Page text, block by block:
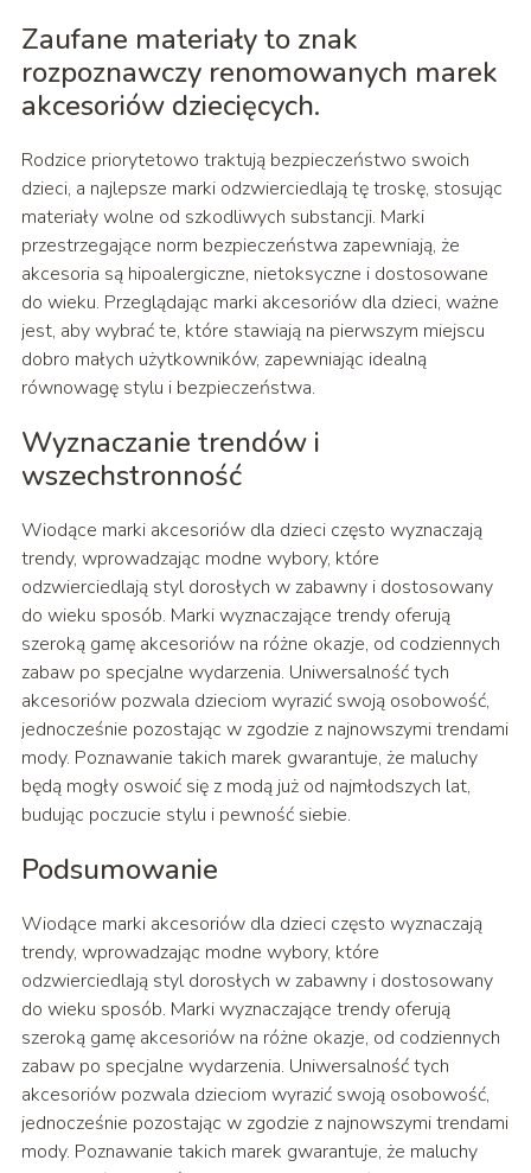
Zaufane materiały to znak
rozpoznawczy renomowanych marek
akcesoriów dziecięcych.
Rodzice priorytetowo traktują bezpieczeństwo swoich
dzieci, a najlepsze marki odzwierciedlają tę troskę, stosując
materiały wolne od szkodliwych substancji. Marki
przestrzegające norm bezpieczeństwa zapewniają, że
akcesoria są hipoalergiczne, nietoksyczne i dostosowane
do wieku. Przeglądając marki akcesoriów dla dzieci, ważne
jest, aby wybrać te, które stawiają na pierwszym miejscu
dobro małych użytkowników, zapewniając idealną
równowagę stylu i bezpieczeństwa.
Wyznaczanie trendów i
wszechstronność
Wiodące marki akcesoriów dla dzieci często wyznaczają
trendy, wprowadzając modne wybory, które
odzwierciedlają styl dorosłych w zabawny i dostosowany
do wieku sposób. Marki wyznaczające trendy oferują
szeroką gamę akcesoriów na różne okazje, od codziennych
zabaw po specjalne wydarzenia. Uniwersalność tych
akcesoriów pozwala dzieciom wyrazić swoją osobowość,
jednocześnie pozostając w zgodzie z najnowszymi trendami
mody. Poznawanie takich marek gwarantuje, że maluchy
będą mogły oswoić się z modą już od najmłodszych lat,
budując poczucie stylu i pewność siebie.
Podsumowanie
Wiodące marki akcesoriów dla dzieci często wyznaczają
trendy, wprowadzając modne wybory, które
odzwierciedlają styl dorosłych w zabawny i dostosowany
do wieku sposób. Marki wyznaczające trendy oferują
szeroką gamę akcesoriów na różne okazje, od codziennych
zabaw po specjalne wydarzenia. Uniwersalność tych
akcesoriów pozwala dzieciom wyrazić swoją osobowość,
jednocześnie pozostając w zgodzie z najnowszymi trendami
mody. Poznawanie takich marek gwarantuje, że maluchy